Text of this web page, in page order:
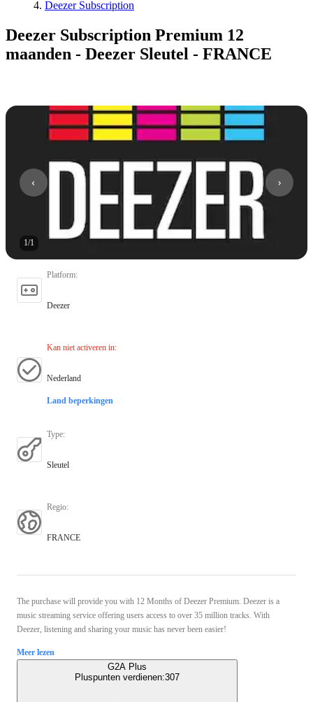
Deezer Subscription
Deezer Subscription Premium 12
maanden - Deezer Sleutel - FRANCE
1/1
Platform:
Deezer
Kan niet activeren in:
Nederland
Land beperkingen
Type:
Sleutel
Regio:
FRANCE
The purchase will provide you with 12 Months of Deezer Premium. Deezer is a
music streaming service offering users access to over 35 million tracks. With
Deezer, listening and sharing your music has never been easier!
Meer lezen
G2A Plus
Pluspunten verdienen:307